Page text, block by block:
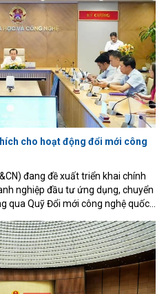
cho hoạt động đổi mới công
đang đề xuất triển khai chính
nghiệp đầu tư ứng dụng, chuyển
qua Quỹ Đổi mới công nghệ quốc
theo hợp đồng tín dụng, với mức
năm và thời gian hỗ trợ kéo dài tối